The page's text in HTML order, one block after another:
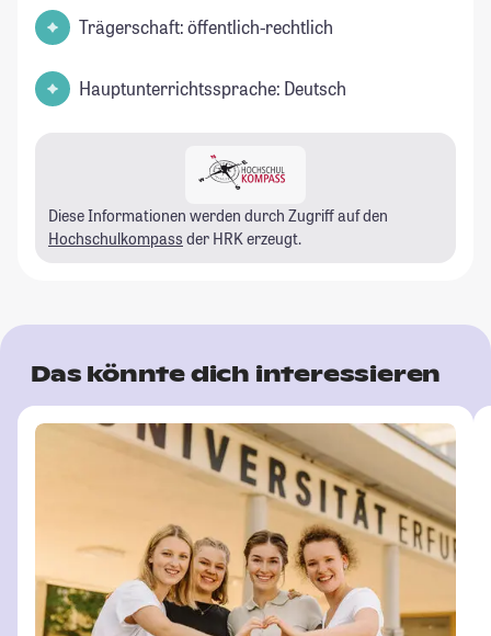
Trägerschaft: öffentlich-rechtlich
Hauptunterrichtssprache: Deutsch
Diese Informationen werden durch Zugriff auf den
Hochschulkompass der HRK erzeugt.
Das könnte dich interessieren